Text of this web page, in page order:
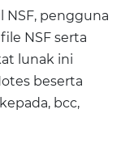
NSF, pengguna
NSF serta
lunak ini
beserta
bcc,